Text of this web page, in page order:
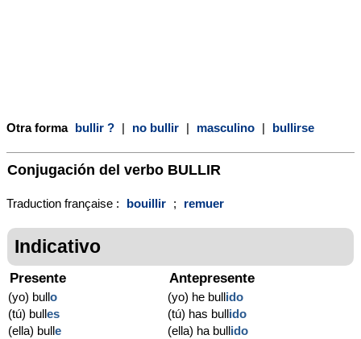
Otra forma bullir ? | no bullir | masculino | bullirse
Conjugación del verbo BULLIR
Traduction française : bouillir ; remuer
Indicativo
Presente
(yo) bullo
(tú) bulles
(ella) bulle
Antepresente
(yo) he bullido
(tú) has bullido
(ella) ha bullido